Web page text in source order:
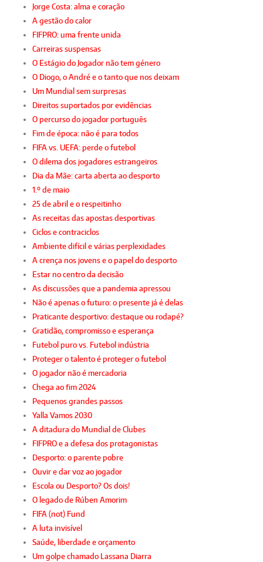
Jorge Costa: alma e coração
A gestão do calor
FIFPRO: uma frente unida
Carreiras suspensas
O Estágio do Jogador não tem género
O Diogo, o André e o tanto que nos deixam
Um Mundial sem surpresas
Direitos suportados por evidências
O percurso do jogador português
Fim de época: não é para todos
FIFA vs. UEFA: perde o futebol
O dilema dos jogadores estrangeiros
Dia da Mãe: carta aberta ao desporto
1.º de maio
25 de abril e o respeitinho
As receitas das apostas desportivas
Ciclos e contraciclos
Ambiente difícil e várias perplexidades
A crença nos jovens e o papel do desporto
Estar no centro da decisão
As discussões que a pandemia apressou
Não é apenas o futuro: o presente já é delas
Praticante desportivo: destaque ou rodapé?
Gratidão, compromisso e esperança
Futebol puro vs. Futebol indústria
Proteger o talento é proteger o futebol
O jogador não é mercadoria
Chega ao fim 2024
Pequenos grandes passos
Yalla Vamos 2030
A ditadura do Mundial de Clubes
FIFPRO e a defesa dos protagonistas
Desporto: o parente pobre
Ouvir e dar voz ao jogador
Escola ou Desporto? Os dois!
O legado de Rúben Amorim
FIFA (not) Fund
A luta invisível
Saúde, liberdade e orçamento
Um golpe chamado Lassana Diarra